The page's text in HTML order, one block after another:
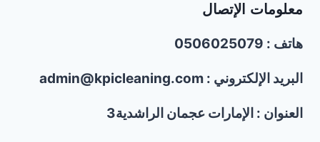
|0506025079
بالبخار
البقع
معلومات الإتصال
هاتف : 0506025079
البريد الإلكتروني : admin@kpicleaning.com
العنوان : الإمارات عجمان الراشدية3